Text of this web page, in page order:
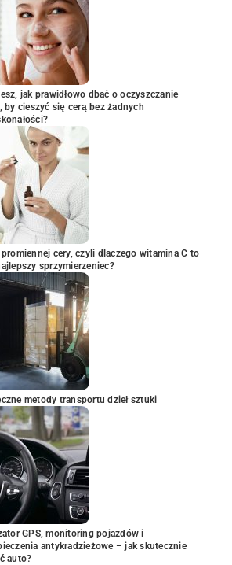
jak prawidłowo dbać o oczyszczanie
by cieszyć się cerą bez żadnych
promiennej cery, czyli dlaczego witamina C to
sprzymierzeniec?
metody transportu dzieł sztuki
GPS, monitoring pojazdów i
antykradzieżowe – jak skutecznie
auto?